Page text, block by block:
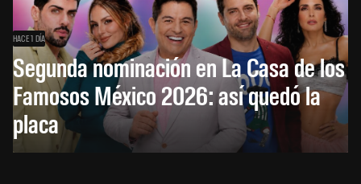
HACE 1 DÍA
Segunda nominación en La Casa de los
Famosos México 2026: así quedó la
placa